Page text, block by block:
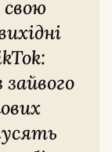
зайвого